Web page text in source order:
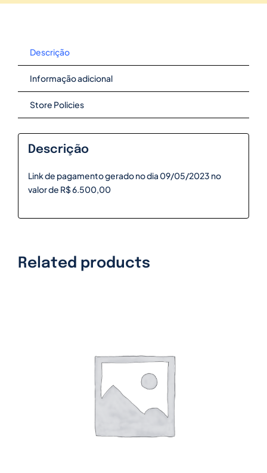
Descrição
Informação adicional
Store Policies
Descrição
Link de pagamento gerado no dia 09/05/2023 no
valor de R$ 6.500,00
Related products